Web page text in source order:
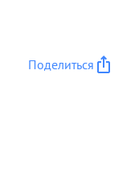
Поделиться